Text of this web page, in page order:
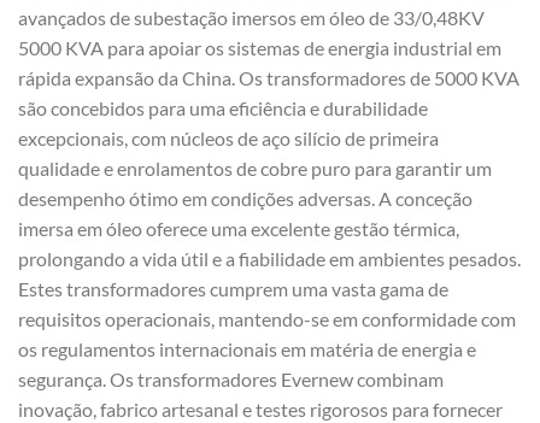
avançados de subestação imersos em óleo de 33/0,48KV
5000 KVA para apoiar os sistemas de energia industrial em
rápida expansão da China. Os transformadores de 5000 KVA
são concebidos para uma eficiência e durabilidade
excepcionais, com núcleos de aço silício de primeira
qualidade e enrolamentos de cobre puro para garantir um
desempenho ótimo em condições adversas. A conceção
imersa em óleo oferece uma excelente gestão térmica,
prolongando a vida útil e a fiabilidade em ambientes pesados.
Estes transformadores cumprem uma vasta gama de
requisitos operacionais, mantendo-se em conformidade com
os regulamentos internacionais em matéria de energia e
segurança. Os transformadores Evernew combinam
inovação, fabrico artesanal e testes rigorosos para fornecer